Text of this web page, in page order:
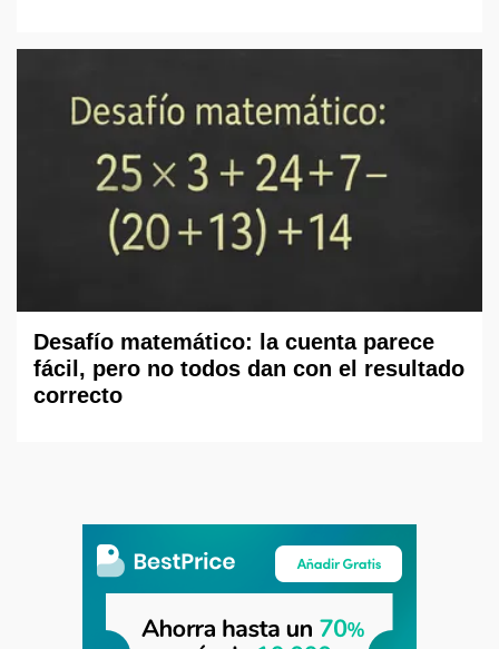
Desafío matemático: la cuenta parece
fácil, pero no todos dan con el resultado
correcto